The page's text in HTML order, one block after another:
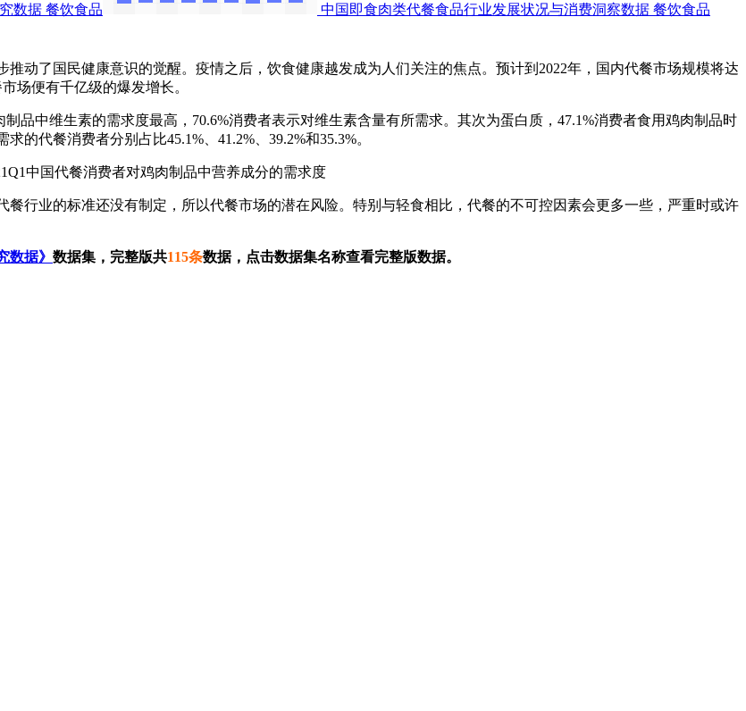
数据 餐饮食品 中国即食肉类代餐食品行业发展状况与消费洞察数据 餐饮食品
了国民健康意识的觉醒。疫情之后，饮食健康越发成为人们关注的焦点。预计到2022年，国内代餐市场规模将达
场便有千亿级的爆发增长。
品中维生素的需求度最高，70.6%消费者表示对维生素含量有所需求。其次为蛋白质，47.1%消费者食用鸡肉制品时
的代餐消费者分别占比45.1%、41.2%、39.2%和35.3%。
业的标准还没有制定，所以代餐市场的潜在风险。特别与轻食相比，代餐的不可控因素会更多一些，严重时或许
数据》 数据集，完整版共115条数据，点击数据集名称查看完整版数据。